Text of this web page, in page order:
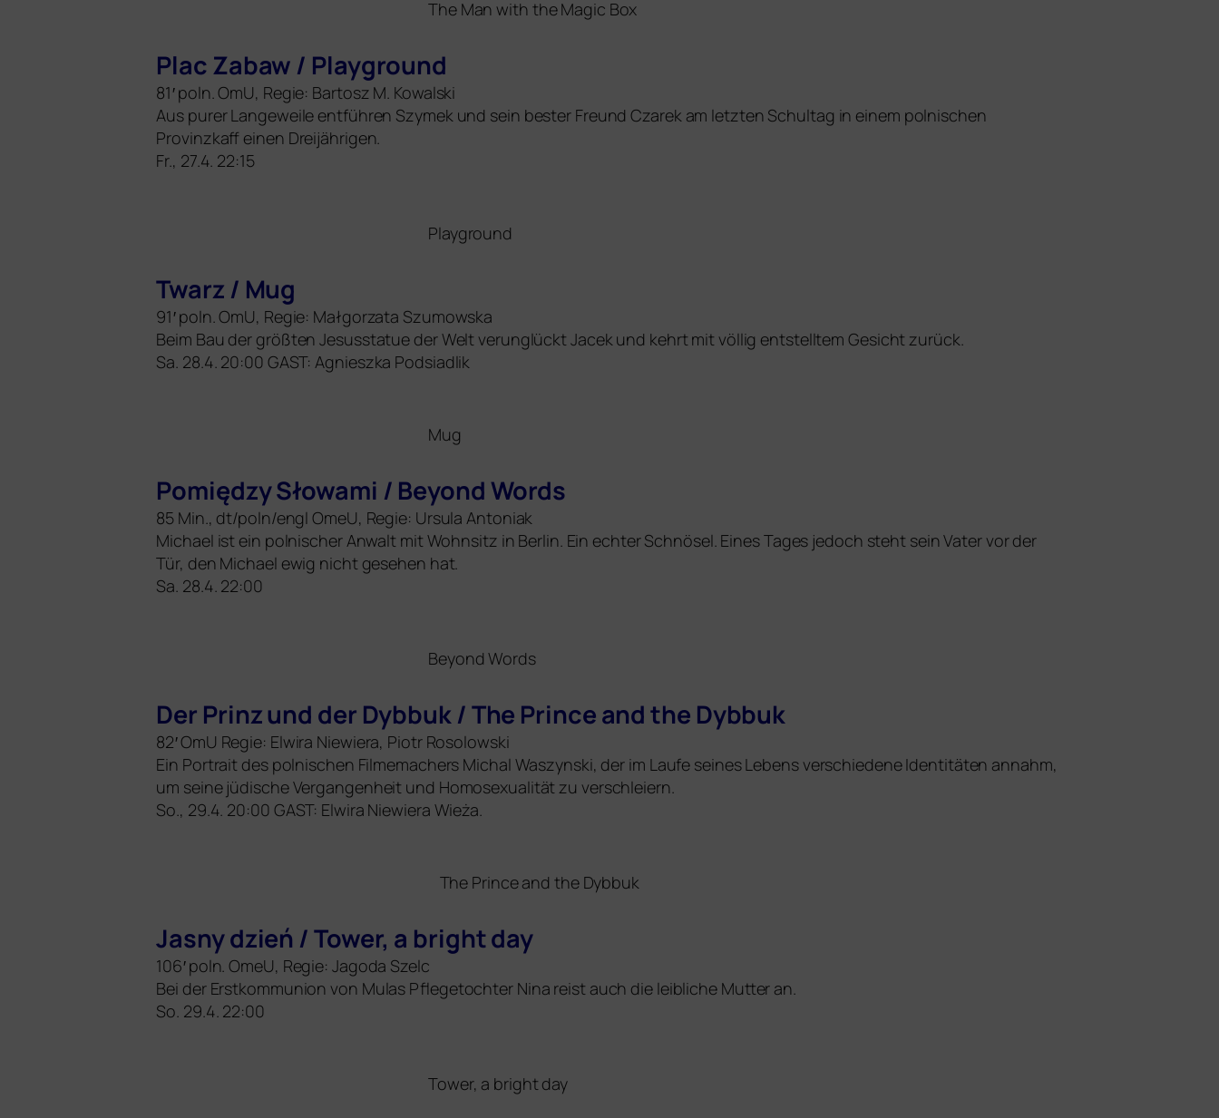
The Man with the Magic Box
Plac Zabaw / Playground
81′ poln. OmU, Regie: Bartosz M. Kowalski
Aus purer Langeweile ent­füh­ren Szymek und sein bes­ter Freund Czarek am letz­ten Schultag in einem pol­ni­schen
Provinzkaff einen Dreijährigen.
Fr., 27.4. 22:15
Playground
Twarz / Mug
91′ poln. OmU, Regie: Małgorzata Szumowska
Beim Bau der größ­ten Jesusstatue der Welt ver­un­glückt Jacek und kehrt mit völ­lig ent­stell­tem Gesicht zurück.
Sa. 28.4. 20:00 GAST: Agnieszka Podsiadlik
Mug
Pomiędzy Słowami / Beyond Words
85 Min., dt/poln/engl OmeU, Regie: Ursula Antoniak
Michael ist ein pol­ni­scher Anwalt mit Wohnsitz in Berlin. Ein ech­ter Schnösel. Eines Tages jedoch steht sein Vater vor der
Tür, den Michael ewig nicht gese­hen hat.
Sa. 28.4. 22:00
Beyond Words
Der Prinz und der Dybbuk / The Prince and the Dybbuk
82′ OmU Regie: Elwira Niewiera, Piotr Rosolowski
Ein Portrait des pol­ni­schen Filmemachers Michal Waszynski, der im Laufe sei­nes Lebens ver­schie­de­ne Identitäten annahm,
um sei­ne jüdi­sche Vergangenheit und Homosexualität zu verschleiern.
So., 29.4. 20:00 GAST: Elwira Niewiera Wieża.
The Prince and the Dybbuk
Jasny dzień / Tower, a bright day
106′ poln. OmeU, Regie: Jagoda Szelc
Bei der Erstkommunion von Mulas Pflegetochter Nina reist auch die leib­li­che Mutter an.
So. 29.4. 22:00
Tower, a bright day